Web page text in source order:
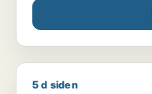
Gabor søger job som
5 d siden